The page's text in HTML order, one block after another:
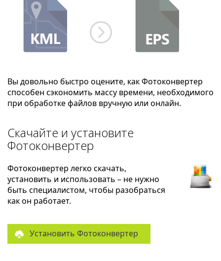
Вы довольно быстро оцените, как Фотоконвертер
способен сэкономить массу времени, необходимого
при обработке файлов вручную или онлайн.
Скачайте и установите
Фотоконвертер
Фотоконвертер легко скачать,
установить и использовать – не нужно
быть специалистом, чтобы разобраться
как он работает.
Установить Фотоконвертер